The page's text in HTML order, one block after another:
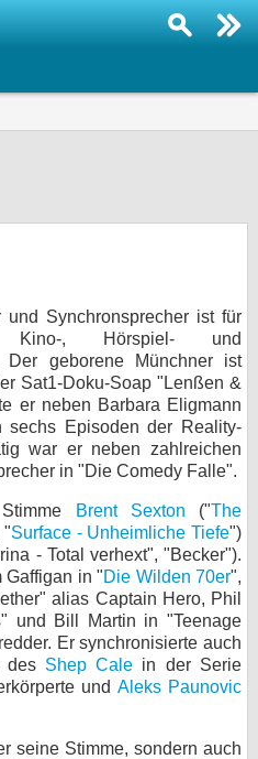
und Synchronsprecher ist für
, Hörspiel- und
Der geborene Münchner ist
Sat1-Doku-Soap "Lenßen &
er neben Barbara Eligmann
sechs Episoden der Reality-
war er neben zahlreichen
in "Die Comedy Falle".
Brent Sexton ("The
"Surface - Unheimliche Tiefe")
- Total verhext", "Becker").
Gaffigan in "Die Wilden 70er",
alias Captain Hero, Phil
und Bill Martin in "Teenage
Er synchronisierte auch
des Shep Cale in der Serie
und Aleks Paunovic
seine Stimme, sondern auch
X
Facebook